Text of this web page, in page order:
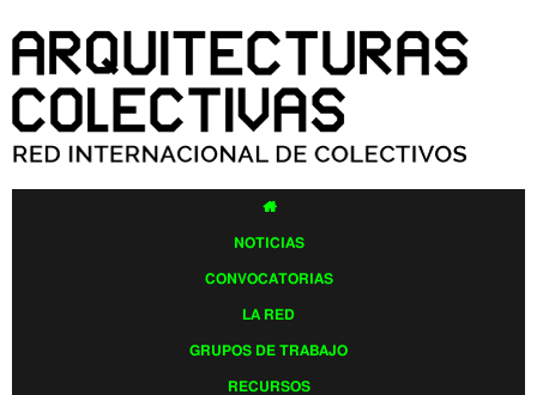
contenido
principal

NOTICIAS
CONVOCATORIAS
LA RED
GRUPOS DE TRABAJO
RECURSOS